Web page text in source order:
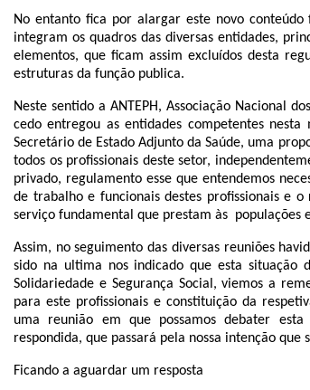
No entanto fica por alargar este novo
integram os quadros das diversas entidades,
elementos, que ficam assim excluídos desta
estruturas da função publica.
Neste sentido a ANTEPH, Associação Nacional
cedo entregou as entidades competentes
Secretário de Estado Adjunto da Saúde, uma
todos os profissionais deste setor,
privado, regulamento esse que entendemos
de trabalho e funcionais destes profissionais e
serviço fundamental que prestam às populações
Assim, no seguimento das diversas reuniões
sido na ultima nos indicado que esta situação
Solidariedade e Segurança Social, viemos a
para este profissionais e constituição da
uma reunião em que possamos debater
respondida, que passará pela nossa intenção
Ficando a aguardar um resposta